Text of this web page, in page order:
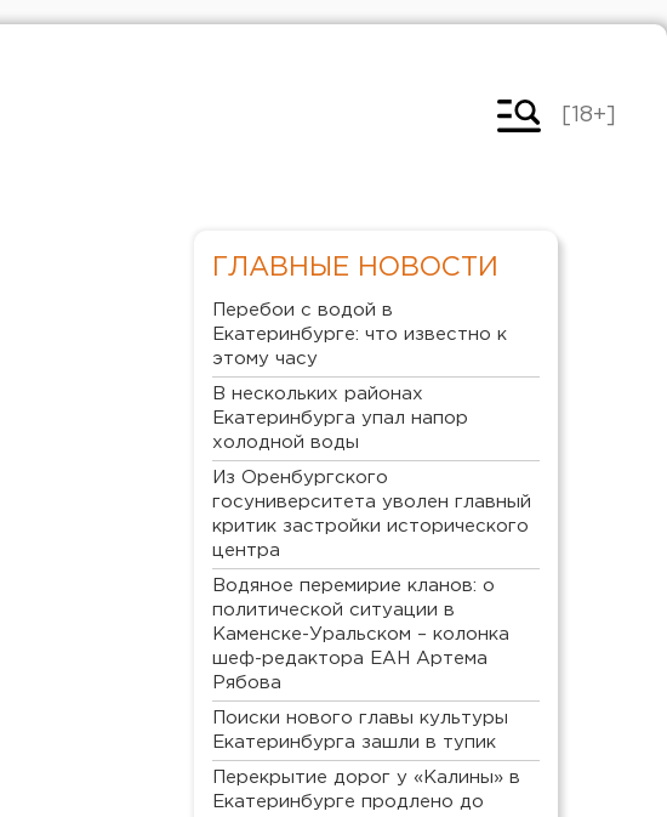
[18+]
ГЛАВНЫЕ НОВОСТИ
Перебои с водой в
Екатеринбурге: что известно к
этому часу
В нескольких районах
Екатеринбурга упал напор
холодной воды
Из Оренбургского
госуниверситета уволен главный
критик застройки исторического
центра
Водяное перемирие кланов: о
политической ситуации в
Каменске-Уральском – колонка
шеф-редактора ЕАН Артема
Рябова
Поиски нового главы культуры
Екатеринбурга зашли в тупик
Перекрытие дорог у «Калины» в
Екатеринбурге продлено до